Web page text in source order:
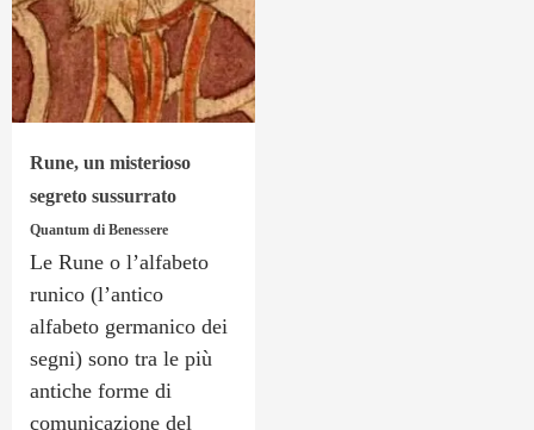
Rune, un misterioso
segreto sussurrato
Quantum di Benessere
Le Rune o l’alfabeto
runico (l’antico
alfabeto germanico dei
segni) sono tra le più
antiche forme di
comunicazione del